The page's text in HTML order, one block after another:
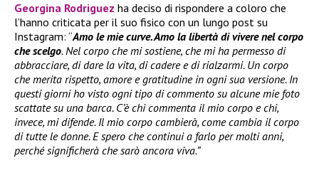
Georgina Rodriguez ha deciso di rispondere a coloro che
l’hanno criticata per il suo fisico con un lungo post su
Instagram: “Amo le mie curve. Amo la libertà di vivere nel corpo
che scelgo. Nel corpo che mi sostiene, che mi ha permesso di
abbracciare, di dare la vita, di cadere e di rialzarmi. Un corpo
che merita rispetto, amore e gratitudine in ogni sua versione. In
questi giorni ho visto ogni tipo di commento su alcune mie foto
scattate su una barca. C’è chi commenta il mio corpo e chi,
invece, mi difende. Il mio corpo cambierà, come cambia il corpo
di tutte le donne. E spero che continui a farlo per molti anni,
perché significherà che sarò ancora viva.”